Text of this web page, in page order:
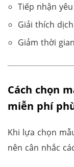
Tiếp nhận
Giải thích
Giảm thời
Cách chọn
miễn phí
Khi lựa chọn
nên cân nhắc